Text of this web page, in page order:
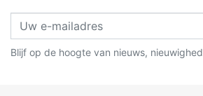
Blijf op de hoogte van nieuws,